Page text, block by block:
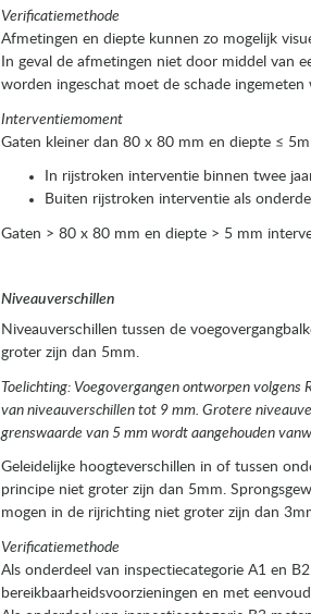
Verificatiemethode
Afmetingen en diepte kunnen zo mogelijk
In geval de afmetingen niet door middel van
worden ingeschat moet de schade ingemeten
Interventiemoment
Gaten kleiner dan 80 x 80 mm en diepte ≤
In rijstroken interventie binnen twee
Buiten rijstroken interventie als
Gaten > 80 x 80 mm en diepte > 5 mm
Niveauverschillen
Niveauverschillen tussen de
groter zijn dan 5mm.
Toelichting: Voegovergangen ontworpen
van niveauverschillen tot 9 mm. Grotere
grenswaarde van 5 mm wordt aangehouden
Geleidelijke hoogteverschillen in of tussen
principe niet groter zijn dan 5mm.
mogen in de rijrichting niet groter zijn dan
Verificatiemethode
Als onderdeel van inspectiecategorie A1 en
bereikbaarheidsvoorzieningen en met